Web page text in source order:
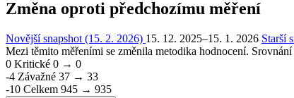
Změna oproti předchozímu měření
Novější snapshot (15. 2. 2026) 15. 12. 2025–15. 1. 2026 Starší
Mezi těmito měřeními se změnila metodika hodnocení.
0 Kritické 0 → 0
-4 Závažné 37 → 33
-10 Celkem 945 → 935